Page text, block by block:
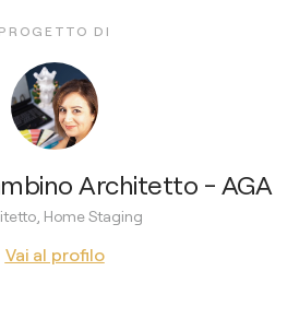
PROGETTO DI
Architetto - AGA
Home Staging
Vai al profilo